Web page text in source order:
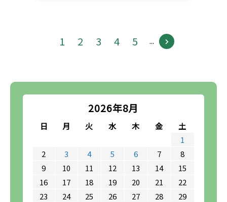
2026年8月
日 月 火 水 木 金
土
1
2
3 4 5 6 7
8
9
10 11 12 13 14
15
16
17 18 19 20 21
22
23
24 25 26 27 28
29
1 2 3 4 5 ...